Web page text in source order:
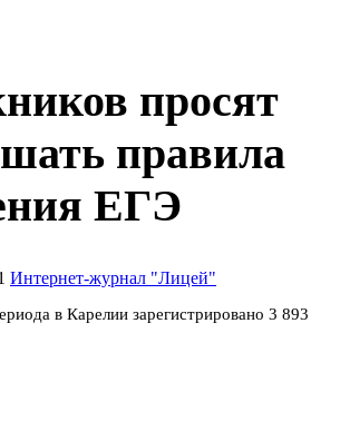
просят
правила
ЕГЭ
Интернет-журнал "Лицей"
в Карелии зарегистрировано 3 893